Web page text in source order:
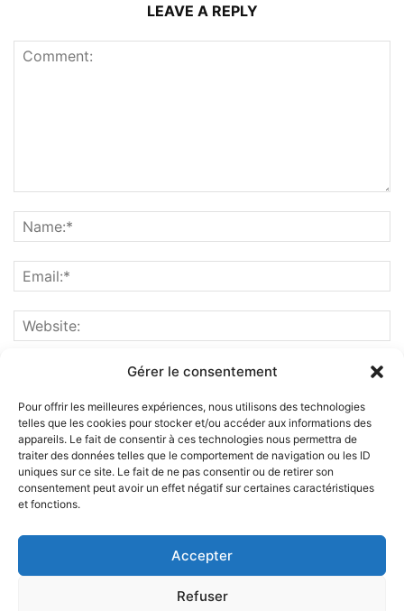
Gérer le consentement
Pour offrir les meilleures expériences, nous utilisons des technologies
telles que les cookies pour stocker et/ou accéder aux informations des
appareils. Le fait de consentir à ces technologies nous permettra de
traiter des données telles que le comportement de navigation ou les ID
uniques sur ce site. Le fait de ne pas consentir ou de retirer son
consentement peut avoir un effet négatif sur certaines caractéristiques
et fonctions.
Accepter
Refuser
LEAVE A REPLY
ABOUT US
FOLLOW US